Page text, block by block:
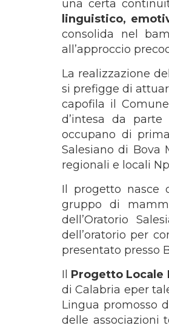
una certa
linguistico,
consolida nel
all’approccio
La realizzazione
si prefigge di
capofila il
d’intesa da
occupano di
Salesiano di Bova
regionali e locali
Il progetto nasce
gruppo di
dell’Oratorio
dell’oratorio per
presentato presso
Il Progetto Locale
di Calabria eper
Lingua promosso
delle associazioni